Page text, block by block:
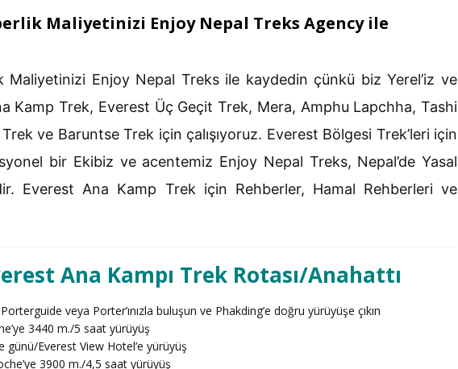
Maliyetinizi Enjoy Nepal Treks Agency ile
Maliyetinizi Enjoy Nepal Treks ile kaydedin çünkü biz Yerel’iz ve
Kamp Trek, Everest Üç Geçit Trek, Mera, Amphu Lapchha, Tashi
ve Baruntse Trek için çalışıyoruz. Everest Bölgesi Trek’leri için
bir Ekibiz ve acentemiz Enjoy Nepal Treks, Nepal’de Yasal
Everest Ana Kamp Trek için Rehberler, Hamal Rehberleri ve
Ana Kampı Trek Rotası/Anahattı
veya Porter’ınızla buluşun ve Phakding’e doğru yürüyüşe çıkın
3440 m./5 saat yürüyüş
günü/Everest View Hotel’e yürüyüş
3900 m./4,5 saat yürüyüş